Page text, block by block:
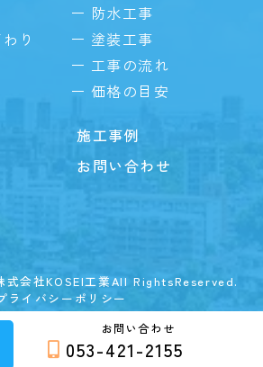
お問い合わせ
053-421-2155
り
防水工事
塗装工事
工事の流れ
価格の目安
施工事例
お問い合わせ
会社KOSEI工業All RightsReserved.
ライバシーポリシー